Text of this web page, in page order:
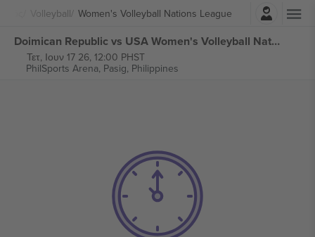
Volleyball Women's Volleyball Nations League
Σύνδεση
Doimican Republic vs USA Women's Volleyball Nations League εισιτήρια
Τετ, Ιουν 17 26, 12:00 PHST
PhilSports Arena, Pasig, Philippines